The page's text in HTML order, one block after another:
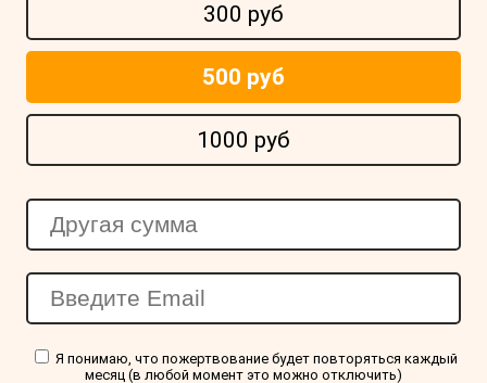
300 руб
500 руб
1000 руб
Я понимаю, что пожертвование будет повторяться каждый
месяц (в любой момент это можно отключить)